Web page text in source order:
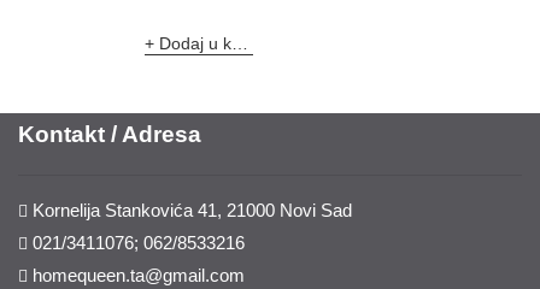
Dodaj u korpu
Kontakt / Adresa
Kornelija Stankovića 41, 21000 Novi Sad
021/3411076; 062/8533216
homequeen.ta@gmail.com